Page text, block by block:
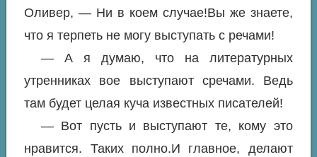
Оливер, — Ни в коем случае!Вы же знаете,
что я терпеть не могу выступать с речами!
— А я думаю, что на литературных
утренниках вое выступают сречами. Ведь
там будет целая куча известных писателей!
— Вот пусть и выступают те, кому это
нравится. Таких полно.И главное, делают